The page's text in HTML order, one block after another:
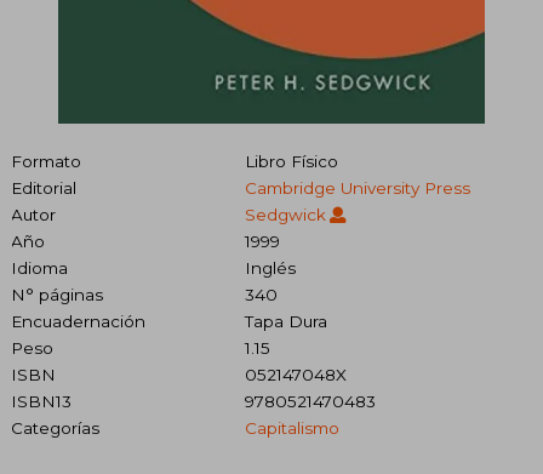
Formato
Libro Físico
Editorial
Cambridge University Press
Autor
Sedgwick
Año
1999
Idioma
Inglés
N° páginas
340
Encuadernación
Tapa Dura
Peso
1.15
ISBN
052147048X
ISBN13
9780521470483
Categorías
Capitalismo